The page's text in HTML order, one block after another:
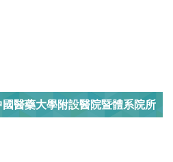
國醫藥大學附設醫院暨體系院所